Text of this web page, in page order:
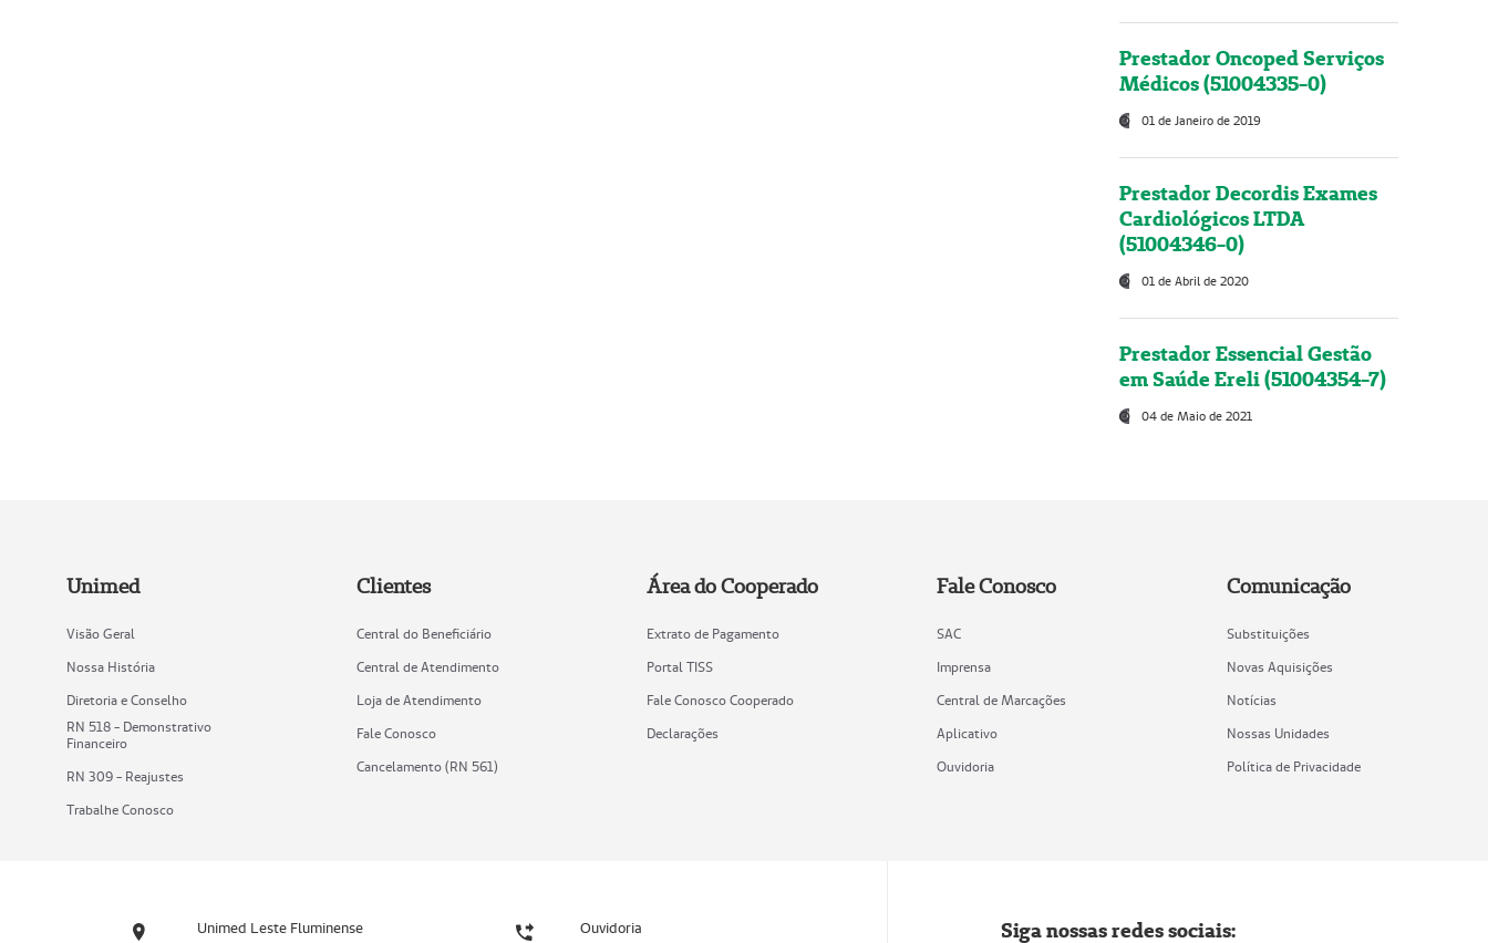
Prestador Oncoped Serviços
Médicos (51004335-0)
01 de Janeiro de 2019
Prestador Decordis Exames
Cardiológicos LTDA
(51004346-0)
01 de Abril de 2020
Prestador Essencial Gestão
em Saúde Ereli (51004354-7)
04 de Maio de 2021
Unimed
Visão Geral
Nossa História
Diretoria e Conselho
RN 518 - Demonstrativo
Financeiro
RN 309 - Reajustes
Trabalhe Conosco
Clientes
Central do Beneficiário
Central de Atendimento
Loja de Atendimento
Fale Conosco
Cancelamento (RN 561)
Área do Cooperado
Extrato de Pagamento
Portal TISS
Fale Conosco Cooperado
Declarações
Fale Conosco
SAC
Imprensa
Central de Marcações
Aplicativo
Ouvidoria
Comunicação
Substituições
Novas Aquisições
Notícias
Nossas Unidades
Política de Privacidade
Unimed Leste Fluminense Ouvidoria Siga nossas redes sociais: